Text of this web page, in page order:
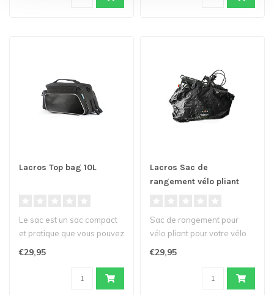
Lacros Top bag 10L
Le sac est un sac compact
et pratique que vous pouvez
€29,95
Lacros Sac de
rangement vélo pliant
Sac de rangement pour
vélo pliant pour votre vélo
€29,95